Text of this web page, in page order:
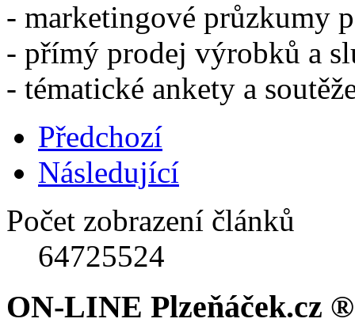
- marketingové průzkumy
- přímý prodej výrobků a
- tématické ankety a
Předchozí
Následující
Počet zobrazení článků
64725524
ON-LINE Plzeňáček.cz ®